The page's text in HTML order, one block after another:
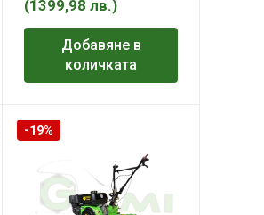
(1399,98лв.)
Добавяне в
количката
-19%